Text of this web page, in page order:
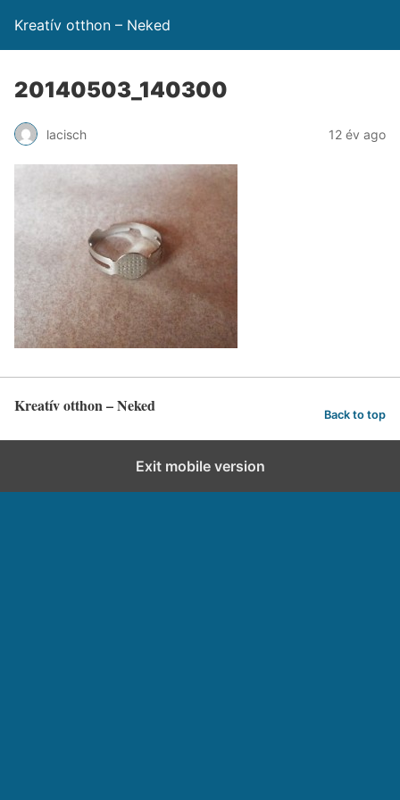
Kreatív otthon – Neked
20140503_140300
lacisch 12 év ago
Kreatív otthon – Neked Back to top
Exit mobile version